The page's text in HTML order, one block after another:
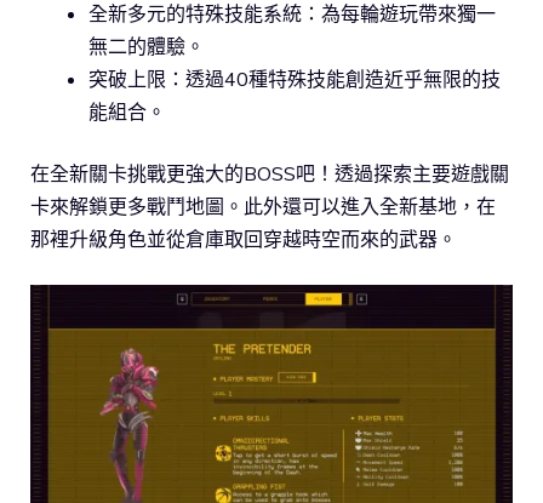
全新多元的特殊技能系統：為每輪遊玩帶來獨一
無二的體驗。
突破上限：透過40種特殊技能創造近乎無限的技
能組合。
在全新關卡挑戰更強大的BOSS吧！透過探索主要遊戲關
卡來解鎖更多戰鬥地圖。此外還可以進入全新基地，在
那裡升級角色並從倉庫取回穿越時空而來的武器。